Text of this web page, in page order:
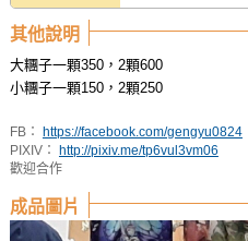
其他說明
大糰子一顆350，2顆600
小糰子一顆150，2顆250
FB： https://facebook.com/gengyu0824
PIXIV： http://pixiv.me/tp6vul3vm06
歡迎合作
成品圖片